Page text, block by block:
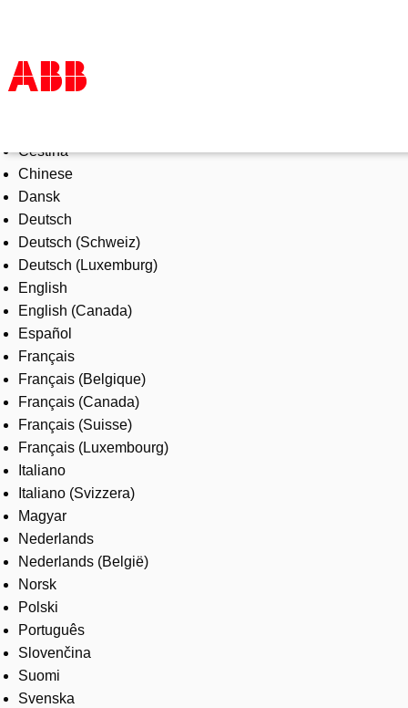
Products & Solutions
Industries
Services
About us
Where to buy
Contact us
Careers
Čeština
Chinese
Dansk
Deutsch
Deutsch (Schweiz)
Deutsch (Luxemburg)
English
English (Canada)
Español
Français
Français (Belgique)
Français (Canada)
Français (Suisse)
Français (Luxembourg)
Italiano
Italiano (Svizzera)
Magyar
Nederlands
Nederlands (België)
Norsk
Polski
Português
Slovenčina
Suomi
Svenska